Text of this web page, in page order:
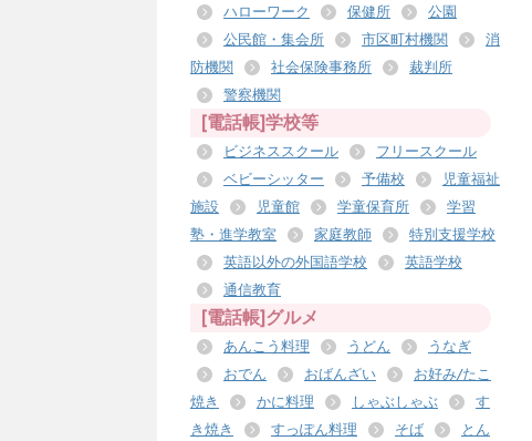
ハローワーク 保健所
公園
公民館・集会所
市区町村機関
消
防機関
社会保険事務所
裁判所
警察機関
[電話帳]学校等
ビジネススクール
フリースクール
ベビーシッター
予備校
児童福祉
施設
児童館 学童保育所
学習
塾・進学教室
家庭教師
特別支援学校
英語以外の外国語学校
英語学校
通信教育
[電話帳]グルメ
あんこう料理 うどん
うなぎ
おでん
おばんざい
お好み/たこ
焼き
かに料理 しゃぶしゃぶ
す
き焼き
すっぽん料理 そば
とん